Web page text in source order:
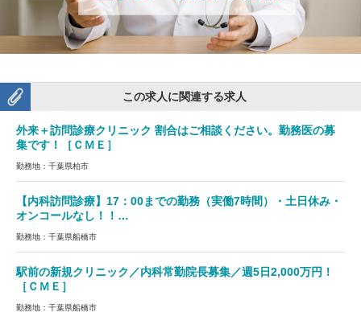
この求人に関連する求人
外来＋訪問診療クリニック 割合はご相談ください。勤務医の募
集です！［ＣＭＥ］
勤務地：千葉県柏市
【内科訪問診療】17：00までの勤務（実働7時間）・土日休み・
オンコールなし！！…
勤務地：千葉県船橋市
駅前の新規クリニック／内科常勤院長募集／週5日2,000万円！
［ＣＭＥ］
勤務地：千葉県船橋市